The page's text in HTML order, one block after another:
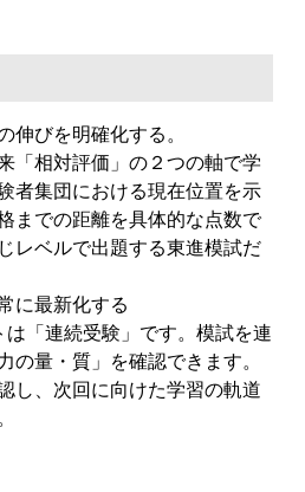
伸びを明確化する。
「 相対評価 」の２つの軸で学
者集団における現在位置を示
までの距離を具体的な点数で
レベルで出題する東進模試だ
に最新化する
「 連続受験 」です。模試を連
の量・質 」を確認できます。
し、次回に向けた学習の軌道